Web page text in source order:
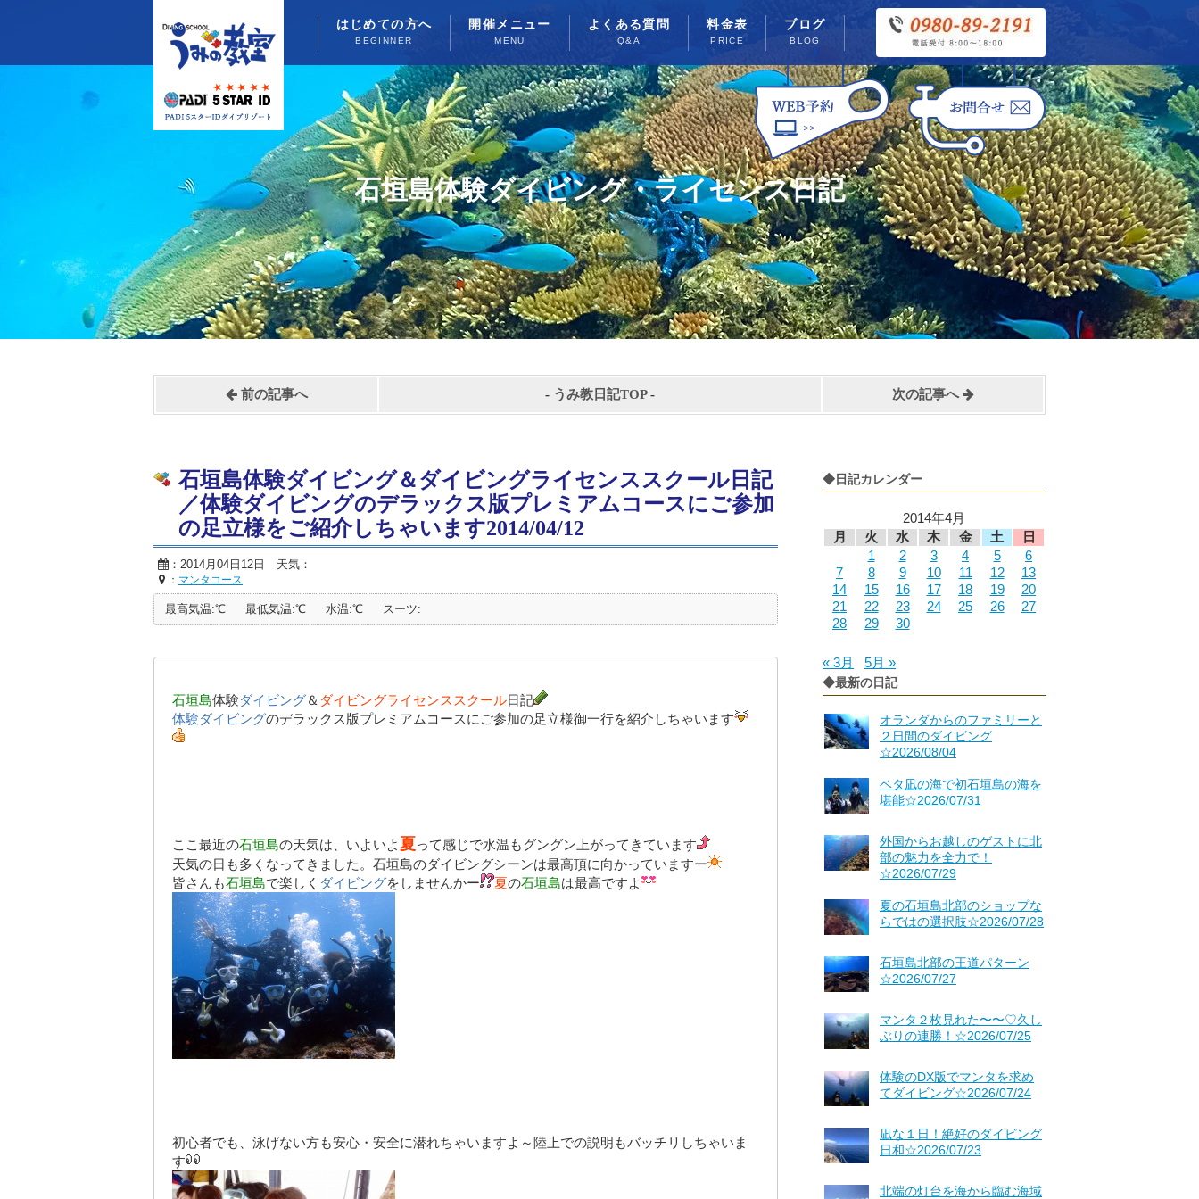
はじめての方へ
BEGINNER
開催メニュー
MENU
よくある質問
Q&A
料金表
PRICE
ブログ
BLOG
石垣島体験ダイビング・ライセンス日記
前の記事へ - うみ教日記TOP- 次の記事へ
◆日記カレンダー
2014年4月
月
火 水 木 金 土
日
1
2 3 4 5
6
7
8 9 10 11 12
13
14
15 16 17 18 19
20
21
22 23 24 25 26
27
28
29 30
« 3月 5月 »
◆最新の日記
オランダからのファミリーと
２日間のダイビング
☆2026/08/04
ベタ凪の海で初石垣島の海を
堪能☆2026/07/31
外国からお越しのゲストに北
部の魅力を全力で！
☆2026/07/29
夏の石垣島北部のショップな
らではの選択肢☆2026/07/28
石垣島北部の王道パターン
☆2026/07/27
マンタ２枚見れた〜〜♡久し
ぶりの連勝！☆2026/07/25
体験のDX版でマンタを求め
てダイビング☆2026/07/24
凪な１日！絶好のダイビング
日和☆2026/07/23
北端の灯台を海から臨む海域
石垣島体験ダイビング＆ダイビングライセンススクール日記
／体験ダイビングのデラックス版プレミアムコースにご参加
の足立様をご紹介しちゃいます2014/04/12
：2014月04日12日 天気：
： マンタコース
最高気温:℃ 最低気温:℃ 水温:℃ スーツ:
石垣島体験ダイビング＆ ダイビングライセンススクール日記
体験ダイビングのデラックス版プレミアムコースにご参加の足立様御一行を紹介しちゃいます
ここ最近の石垣島の天気は、いよいよ夏 って感じで水温もグングン上がってきています
天気の日も多くなってきました。石垣島のダイビングシーンは最高頂に向かっていますー
皆さんも石垣島で楽しく ダイビングをしませんかー 夏の石垣島は最高ですよ
初心者でも、泳げない方も安心 ・ 安全に潜れちゃいますよ～陸上での説明もバッチリしちゃいま
す